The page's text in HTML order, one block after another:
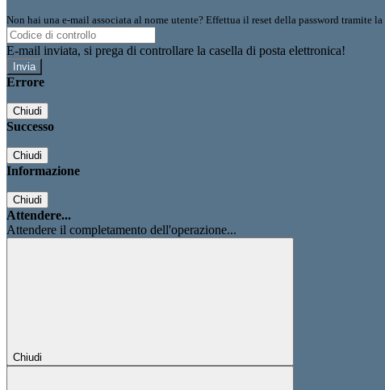
Non hai una e-mail associata al nome utente? Effettua il reset della password tramite la
E-mail inviata, si prega di controllare la casella di posta elettronica!
Errore
Chiudi
Successo
Chiudi
Informazione
Chiudi
Attendere...
Attendere il completamento dell'operazione...
Chiudi